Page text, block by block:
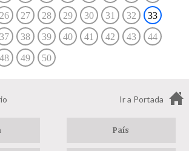
26 27 28 29 30 31 32 33
37 38 39 40 41 42 43 44
48 49 50
Ir a Portada
País